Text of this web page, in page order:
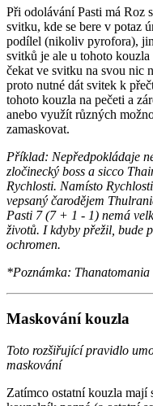
Při odolávání Pasti má Roz
svitku, kde se bere v potaz
podílel (nikoliv pyrofora),
svitků je ale u tohoto
čekat ve svitku na svou nic
proto nutné dát svitek k
tohoto kouzla na pečeti a
anebo využít různých
zamaskovat.
Příklad: Nepředpokládaje
zločinecký boss a sicco
Rychlosti. Namísto
vepsaný čarodějem
Pasti 7 (7 + 1 - 1) nemá
životů. I kdyby přežil, bude
ochromen.
*Poznámka:
Maskování kouzla
Toto rozšiřující pravidlo
maskování
Zatímco ostatní kouzla mají